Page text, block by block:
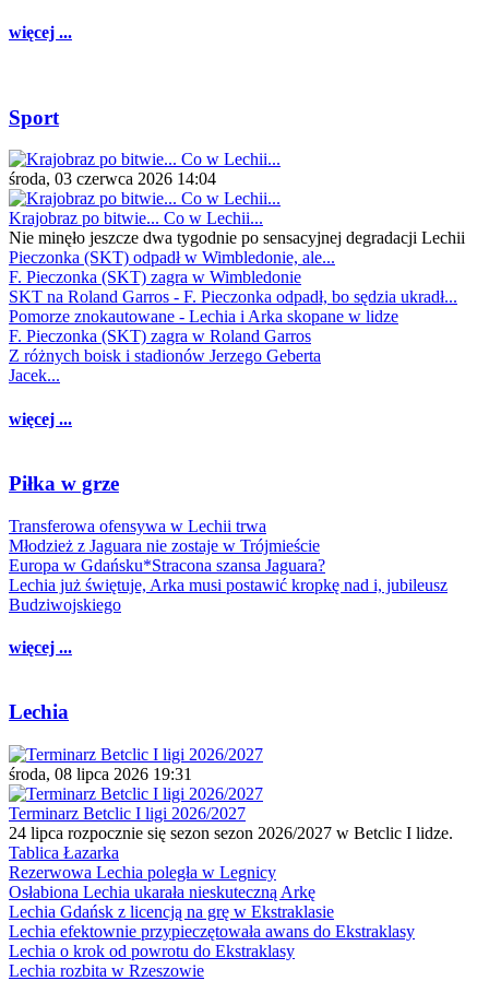
więcej ...
Sport
środa, 03 czerwca 2026 14:04
Krajobraz po bitwie... Co w Lechii...
Nie minęło jeszcze dwa tygodnie po sensacyjnej degradacji Lechii
Pieczonka (SKT) odpadł w Wimbledonie, ale...
F. Pieczonka (SKT) zagra w Wimbledonie
SKT na Roland Garros - F. Pieczonka odpadł, bo sędzia ukradł...
Pomorze znokautowane - Lechia i Arka skopane w lidze
F. Pieczonka (SKT) zagra w Roland Garros
Z różnych boisk i stadionów Jerzego Geberta
Jacek...
więcej ...
Piłka w grze
Transferowa ofensywa w Lechii trwa
Młodzież z Jaguara nie zostaje w Trójmieście
Europa w Gdańsku*Stracona szansa Jaguara?
Lechia już świętuje, Arka musi postawić kropkę nad i, jubileusz
Budziwojskiego
więcej ...
Lechia
środa, 08 lipca 2026 19:31
Terminarz Betclic I ligi 2026/2027
24 lipca rozpocznie się sezon sezon 2026/2027 w Betclic I lidze.
Tablica Łazarka
Rezerwowa Lechia poległa w Legnicy
Osłabiona Lechia ukarała nieskuteczną Arkę
Lechia Gdańsk z licencją na grę w Ekstraklasie
Lechia efektownie przypieczętowała awans do Ekstraklasy
Lechia o krok od powrotu do Ekstraklasy
Lechia rozbita w Rzeszowie